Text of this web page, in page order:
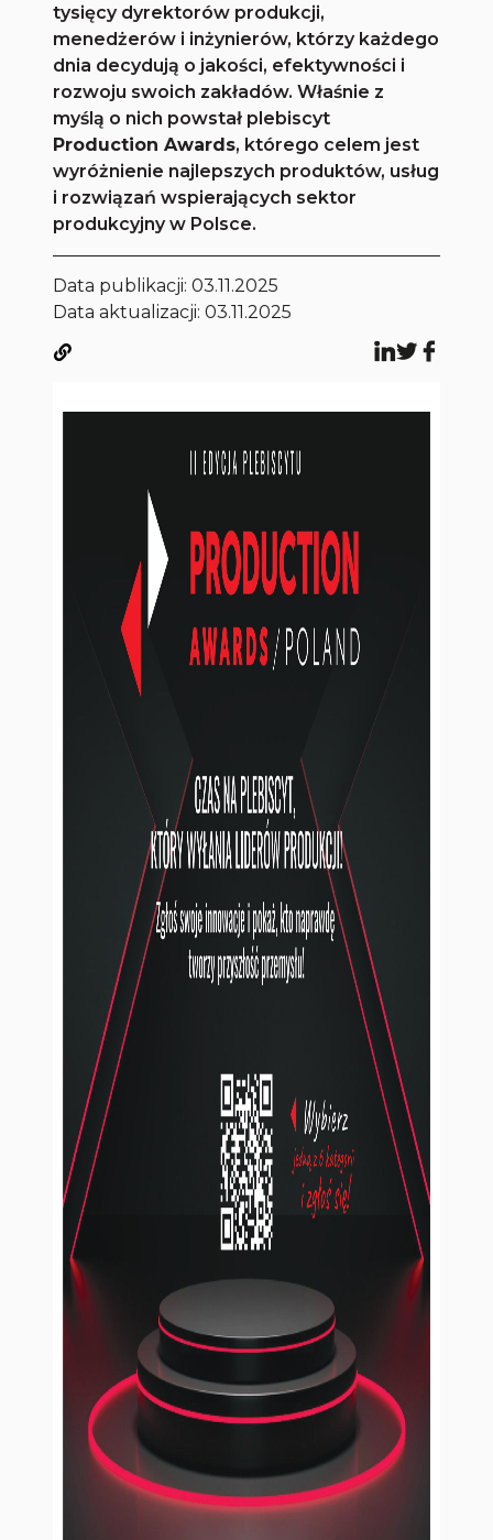
tysięcy dyrektorów produkcji,
menedżerów i inżynierów, którzy każdego
dnia decydują o jakości, efektywności i
rozwoju swoich zakładów. Właśnie z
myślą o nich powstał plebiscyt
Production Awards, którego celem jest
wyróżnienie najlepszych produktów, usług
i rozwiązań wspierających sektor
produkcyjny w Polsce.
Data publikacji:03.11.2025
Data aktualizacji: 03.11.2025